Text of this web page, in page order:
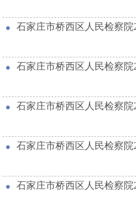
石家庄市桥西区人民检察
石家庄市桥西区人民检察
石家庄市桥西区人民检察
石家庄市桥西区人民检察
石家庄市桥西区人民检察